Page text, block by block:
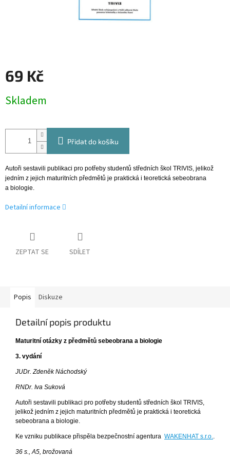
69 Kč
cena:
Skladem
Přidat do košíku
Autoři sestavili publikaci pro potřeby studentů středních škol TRIVIS, jelikož
jedním z jejich maturitních předmětů je praktická i teoretická sebeobrana
a biologie.
Detailní informace
ZEPTAT SE SDÍLET
Popis Diskuze
Detailní popis produktu
Maturitní otázky z předmětů sebeobrana a biologie
3. vydání
JUDr. Zdeněk Náchodský
RNDr. Iva Suková
Autoři sestavili publikaci pro potřeby studentů středních škol TRIVIS,
jelikož jedním z jejich maturitních předmětů je praktická i teoretická
sebeobrana a biologie.
Ke vzniku publikace přispěla bezpečnostní agentura WAKENHAT s.r.o..
36 s., A5, brožovaná